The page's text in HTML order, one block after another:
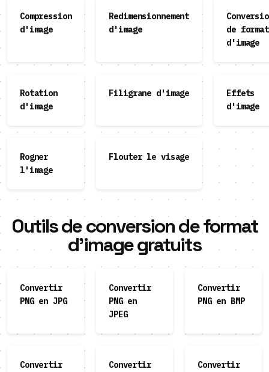
Compression
d'image
Redimensionnement
d'image
de format
d'image
Rotation
d'image
Filigrane d'image
Effets
d'image
Rogner
l'image
Flouter le visage
Outils de conversion de format
d'image gratuits
Convertir
PNG en JPG
Convertir
PNG en
JPEG
Convertir
PNG en BMP
Convertir
Convertir
Convertir